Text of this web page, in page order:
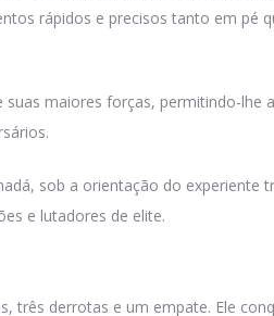
rápidos e precisos tanto em pé
maiores forças, permitindo-lhe
sob a orientação do experiente
e lutadores de elite.
três derrotas e um empate. Ele